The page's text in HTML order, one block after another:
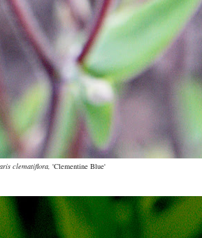
clematiflora, 'Clementine Blue'